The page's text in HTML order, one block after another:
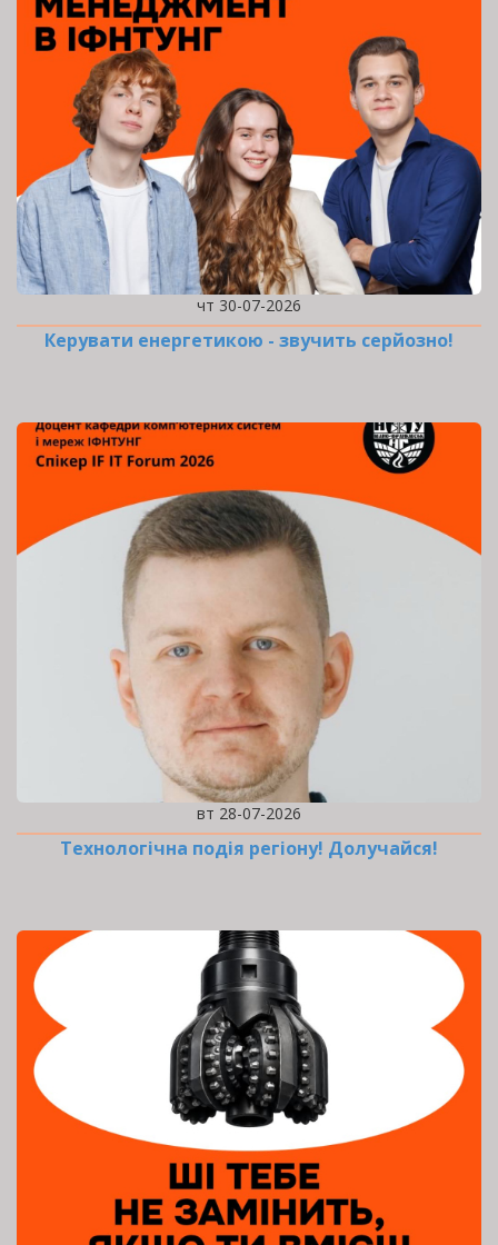
чт 30-07-2026
Керувати енергетикою - звучить серйозно!
вт 28-07-2026
Технологічна подія регіону! Долучайся!